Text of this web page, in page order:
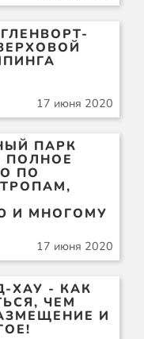
17 июня 2020
ПАРК
ПО
И МНОГОМУ
17 июня 2020
ХАУ - КАК
ЧЕМ
И